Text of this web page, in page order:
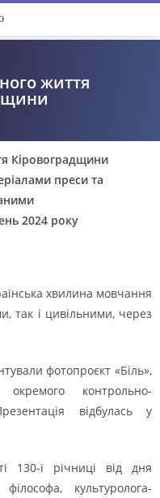
життя
Кіровоградщини
преси та
2024 року
хвилина мовчання
так і цивільними, через
фотопроєкт «Біль»,
контрольно-
відбулась у
130-ї річниці від дня
культуролога-